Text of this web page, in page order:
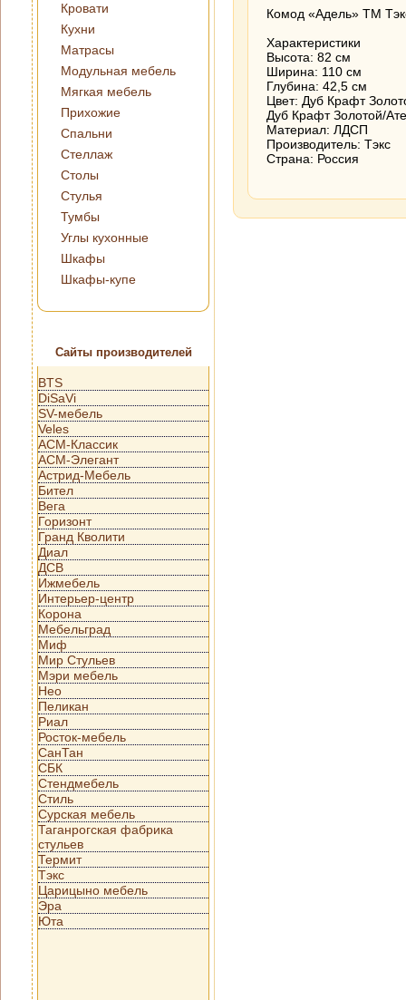
Кровати
Кухни
Матрасы
Модульная мебель
Мягкая мебель
Прихожие
Спальни
Стеллаж
Столы
Стулья
Тумбы
Углы кухонные
Шкафы
Шкафы-купе
Сайты производителей
BTS
DiSaVi
SV-мебель
Veles
АСМ-Классик
АСМ-Элегант
Астрид-Мебель
Бител
Вега
Горизонт
Гранд Кволити
Диал
ДСВ
Ижмебель
Интерьер-центр
Корона
Мебельград
Миф
Мир Стульев
Мэри мебель
Нео
Пеликан
Риал
Росток-мебель
СанТан
СБК
Стендмебель
Стиль
Сурская мебель
Таганрогская фабрика
стульев
Термит
Тэкс
Царицыно мебель
Эра
Юта
Комод «Адель» ТМ
Характеристики
Высота: 82 см
Ширина: 110 см
Глубина: 42,5 см
Цвет: Дуб Крафт
Дуб Крафт Золотой/
Материал: ЛДСП
Производитель: Тэкс
Страна: Россия